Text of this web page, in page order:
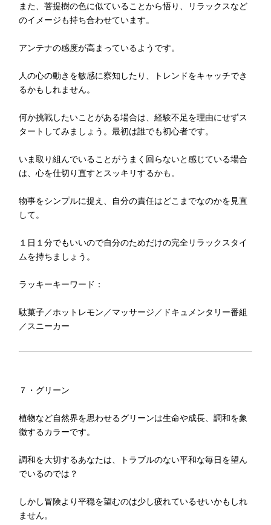
また、菩提樹の色に似ていることから悟り、リラックスなど
のイメージも持ち合わせています。
アンテナの感度が高まっているようです。
人の心の動きを敏感に察知したり、トレンドをキャッチでき
るかもしれません。
何か挑戦したいことがある場合は、経験不足を理由にせずス
タートしてみましょう。最初は誰でも初心者です。
いま取り組んでいることがうまく回らないと感じている場合
は、心を仕切り直すとスッキリするかも。
物事をシンプルに捉え、自分の責任はどこまでなのかを見直
して。
１日１分でもいいので自分のためだけの完全リラックスタイ
ムを持ちましょう。
ラッキーキーワード：
駄菓子／ホットレモン／マッサージ／ドキュメンタリー番組
／スニーカー
７・グリーン
植物など自然界を思わせるグリーンは生命や成長、調和を象
徴するカラーです。
調和を大切するあなたは、トラブルのない平和な毎日を望ん
でいるのでは？
しかし冒険より平穏を望むのは少し疲れているせいかもしれ
ません。